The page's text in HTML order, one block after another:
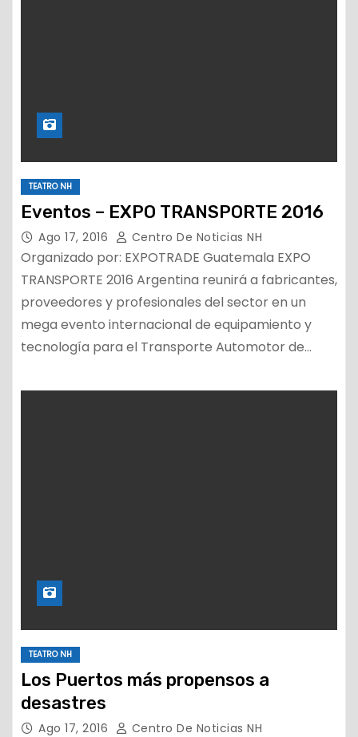
TEATRO NH
Eventos – EXPO TRANSPORTE 2016
Ago 17, 2016 Centro De Noticias NH
Organizado por: EXPOTRADE Guatemala EXPO
TRANSPORTE 2016 Argentina reunirá a fabricantes,
proveedores y profesionales del sector en un
mega evento internacional de equipamiento y
tecnología para el Transporte Automotor de…
TEATRO NH
Los Puertos más propensos a
desastres
Ago 17, 2016 Centro De Noticias NH